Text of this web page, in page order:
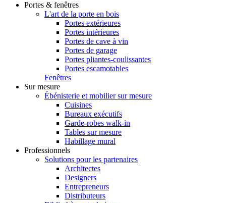
Portes & fenêtres
L'art de la porte en bois
Portes extérieures
Portes intérieures
Portes de cave à vin
Portes de garage
Portes pliantes-coulissantes
Portes escamotables
Fenêtres
Sur mesure
Ébénisterie et mobilier sur mesure
Cuisines
Bureaux exécutifs
Garde-robes walk-in
Tables sur mesure
Habillage mural
Professionnels
Solutions pour les partenaires
Architectes
Designers
Entrepreneurs
Distributeurs